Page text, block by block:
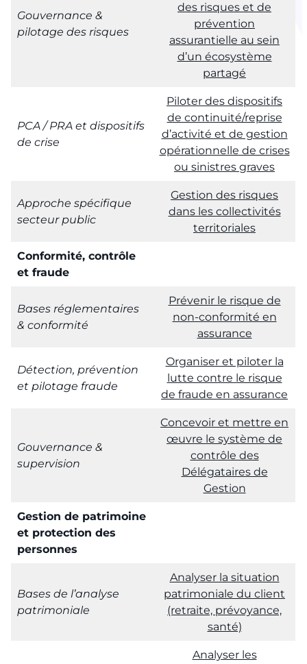
Gouvernance &
pilotage des risques
des risques et de
prévention
assurantielle au sein
d’un écosystème
partagé
PCA / PRA et dispositifs
de crise
Piloter des dispositifs
de continuité/reprise
d’activité et de gestion
opérationnelle de crises
ou sinistres graves
Approche spécifique
secteur public
Gestion des risques
dans les collectivités
territoriales
Conformité, contrôle
et fraude
Bases réglementaires
& conformité
Prévenir le risque de
non-conformité en
assurance
Détection, prévention
et pilotage fraude
Organiser et piloter la
lutte contre le risque
de fraude en assurance
Gouvernance &
supervision
Concevoir et mettre en
œuvre le système de
contrôle des
Délégataires de
Gestion
Gestion de patrimoine
et protection des
personnes
Bases de l’analyse
patrimoniale
Analyser la situation
patrimoniale du client
(retraite, prévoyance,
santé)
Analyser les